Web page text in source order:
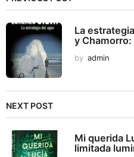
La
y
by admin
NEXT POST
Mi querida
limitada